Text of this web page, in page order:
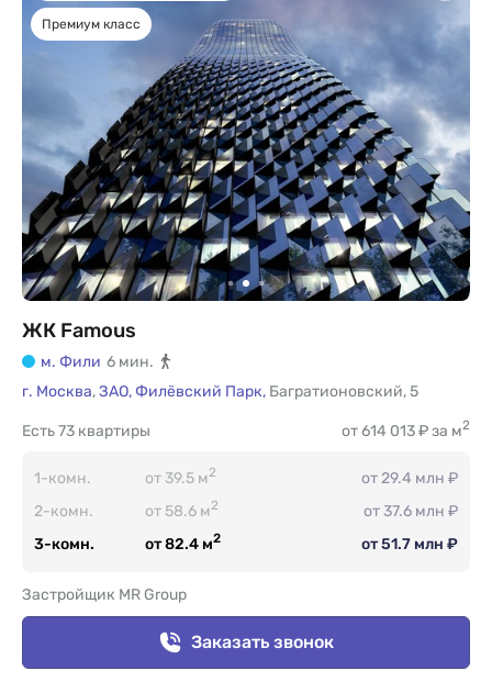
ЖК Famous
м. Фили 6 мин.
г. Москва,ЗАО, Филёвский Парк, Багратионовский,5
73 квартиры
Есть от 614 013 ₽ за м2
1-комн. от 39.5 м2
от 29.4 млн ₽
2-комн.
от 58.6 м2
от 37.6 млн ₽
3-комн.
от 82.4 м2 от 51.7 млн ₽
Застройщик MR Group
Заказать звонок
Премиум класс